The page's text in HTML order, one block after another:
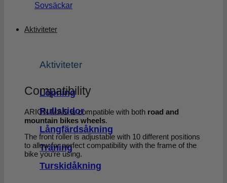
Sovsäckar
Aktiviteter
Aktiviteter
Löpning
Rullskidor
Långfärdsåkning
Träning
Turskidåkning
Compatibility
ARION MAG is compatible with both road and
mountain bikes wheels.
The front roller is adjustable with 10 different positions
to allow for perfect compatibility with the frame of the
bike you’re using.